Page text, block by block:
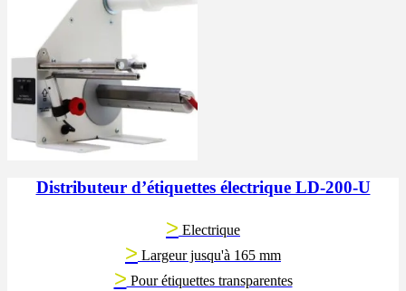
Distributeur d’étiquettes électrique LD-200-U
> Electrique
> Largeur jusqu'à 165 mm
> Pour étiquettes transparentes